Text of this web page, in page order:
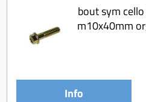
bout sym
m10x40mm
Info